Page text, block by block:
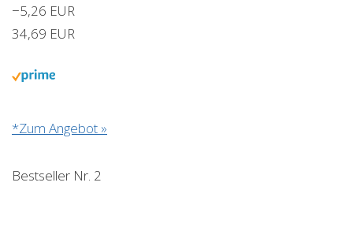
−5,26 EUR
34,69 EUR
*Zum Angebot »
Bestseller Nr. 2